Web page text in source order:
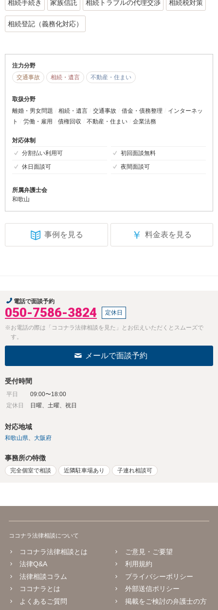
相続手続き 家族信託 相続トラブルの代理交渉 相続税対策
相続登記（義務化対応）
注力分野
交通事故
相続・遺言 不動産・住まい
取扱分野
離婚・男女問題
相続・遺言 交通事故 借金・債務整理
インターネッ
ト
労働・雇用 債権回収 不動産・住まい 企業法務
対応体制
分割払い利用可
初回面談無料
休日面談可
夜間面談可
所属弁護士会
和歌山
事例を見る ￥ 料金表を見る
電話で面談予約
050-7586-3824 定休日
※お電話の際は「ココナラ法律相談を見た」とお伝えいただくとスムーズで
す。
メールで面談予約
受付時間
平日
09:00〜18:00
定休日
日曜、土曜、祝日
対応地域
和歌山県 大阪府
事務所の特徴
完全個室で相談 近隣駐車場あり 子連れ相談可
ココナラ法律相談について
ココナラ法律相談とは
法律Q&A
法律相談コラム
ココナラとは
よくあるご質問
ご意見・ご要望
利用規約
プライバシーポリシー
外部送信ポリシー
掲載をご検討の弁護士の方